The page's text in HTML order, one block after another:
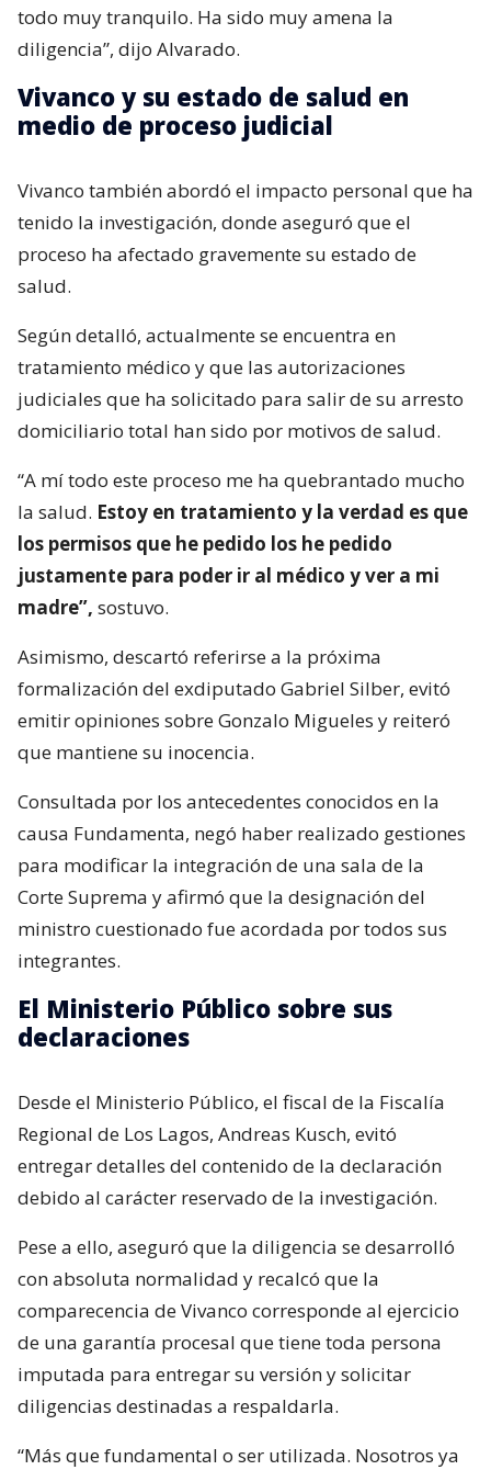
todo muy tranquilo. Ha sido muy amena la
diligencia”, dijo Alvarado.
Vivanco y su estado de salud en
medio de proceso judicial
Vivanco también abordó el impacto personal que ha
tenido la investigación, donde aseguró que el
proceso ha afectado gravemente su estado de
salud.
Según detalló, actualmente se encuentra en
tratamiento médico y que las autorizaciones
judiciales que ha solicitado para salir de su arresto
domiciliario total han sido por motivos de salud.
“A mí todo este proceso me ha quebrantado mucho
la salud. Estoy en tratamiento y la verdad es que
los permisos que he pedido los he pedido
justamente para poder ir al médico y ver a mi
madre”, sostuvo.
Asimismo, descartó referirse a la próxima
formalización del exdiputado Gabriel Silber, evitó
emitir opiniones sobre Gonzalo Migueles y reiteró
que mantiene su inocencia.
Consultada por los antecedentes conocidos en la
causa Fundamenta, negó haber realizado gestiones
para modificar la integración de una sala de la
Corte Suprema y afirmó que la designación del
ministro cuestionado fue acordada por todos sus
integrantes.
El Ministerio Público sobre sus
declaraciones
Desde el Ministerio Público, el fiscal de la Fiscalía
Regional de Los Lagos, Andreas Kusch, evitó
entregar detalles del contenido de la declaración
debido al carácter reservado de la investigación.
Pese a ello, aseguró que la diligencia se desarrolló
con absoluta normalidad y recalcó que la
comparecencia de Vivanco corresponde al ejercicio
de una garantía procesal que tiene toda persona
imputada para entregar su versión y solicitar
diligencias destinadas a respaldarla.
“Más que fundamental o ser utilizada. Nosotros ya